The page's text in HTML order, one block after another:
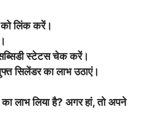
लिंक करें।
स्टेटस चेक करें।
सिलेंडर का लाभ उठाएं।
लाभ लिया है? अगर हां, तो अपने